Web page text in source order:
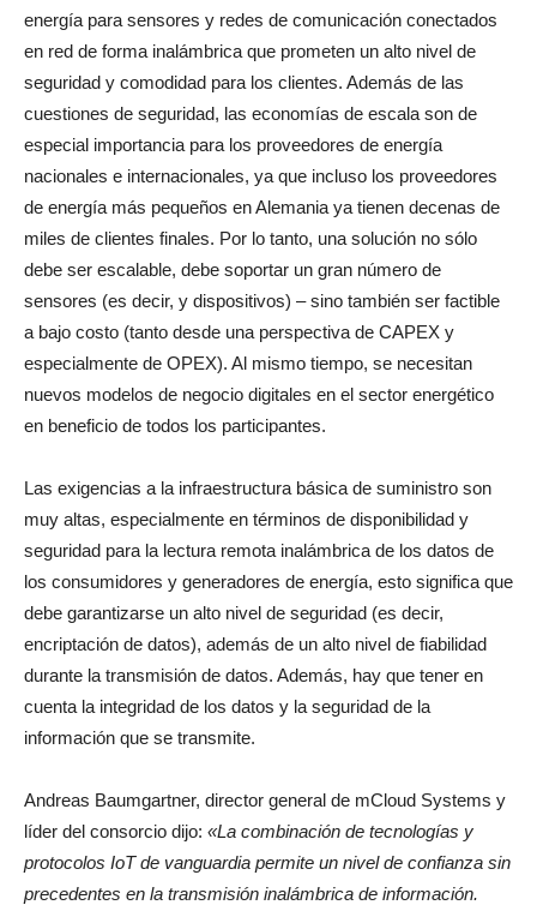
energía para sensores y redes de comunicación conectados
en red de forma inalámbrica que prometen un alto nivel de
seguridad y comodidad para los clientes. Además de las
cuestiones de seguridad, las economías de escala son de
especial importancia para los proveedores de energía
nacionales e internacionales, ya que incluso los proveedores
de energía más pequeños en Alemania ya tienen decenas de
miles de clientes finales. Por lo tanto, una solución no sólo
debe ser escalable, debe soportar un gran número de
sensores (es decir, y dispositivos) – sino también ser factible
a bajo costo (tanto desde una perspectiva de CAPEX y
especialmente de OPEX). Al mismo tiempo, se necesitan
nuevos modelos de negocio digitales en el sector energético
en beneficio de todos los participantes.
Las exigencias a la infraestructura básica de suministro son
muy altas, especialmente en términos de disponibilidad y
seguridad para la lectura remota inalámbrica de los datos de
los consumidores y generadores de energía, esto significa que
debe garantizarse un alto nivel de seguridad (es decir,
encriptación de datos), además de un alto nivel de fiabilidad
durante la transmisión de datos. Además, hay que tener en
cuenta la integridad de los datos y la seguridad de la
información que se transmite.
Andreas Baumgartner, director general de mCloud Systems y
líder del consorcio dijo: «La combinación de tecnologías y
protocolos IoT de vanguardia permite un nivel de confianza sin
precedentes en la transmisión inalámbrica de información.